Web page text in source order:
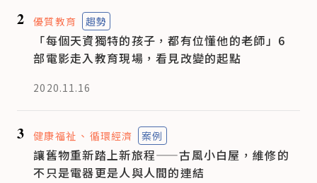
2 優質教育 趨勢
「每個天資獨特的孩子，都有位懂他的老師」6
部電影走入教育現場，看見改變的起點
2020.11.16
3 健康福祉 循環經濟 案例
讓舊物重新踏上新旅程——古風小白屋，維修的
不只是電器更是人與人間的連結